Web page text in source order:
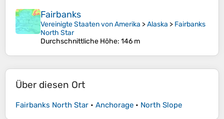
Fairbanks
Vereinigte Staaten von Amerika >Alaska > Fairbanks
North Star
Durchschnittliche Höhe: 146 m
Über diesen Ort
Fairbanks North Star • Anchorage • North Slope